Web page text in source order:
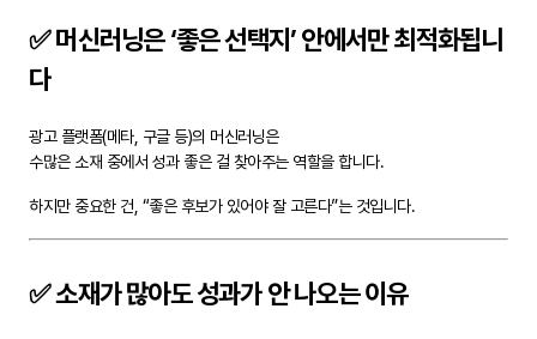
✅ 머신러닝은 ‘좋은 선택지’ 안에서만 최적화됩니
다
광고 플랫폼(메타, 구글 등)의 머신러닝은
수많은 소재 중에서 성과 좋은 걸 찾아주는 역할을 합니다.
하지만 중요한 건, “좋은 후보가 있어야 잘 고른다”는 것입니다.
✅ 소재가 많아도 성과가 안 나오는 이유